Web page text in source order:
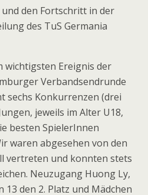
den Fortschritt in der
des TuS Germania
wichtigsten Ereignis der
Verbandsendrunde
sechs Konkurrenzen (drei
jeweils im Alter U18,
besten SpielerInnen
waren abgesehen von den
vertreten und konnten stets
Neuzugang Huong Ly,
13 den 2. Platz und Mädchen